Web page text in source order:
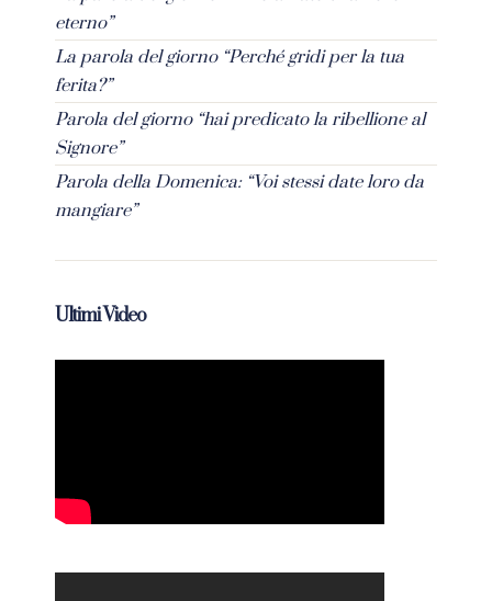
eterno”
La parola del giorno “Perché gridi per la tua
ferita?”
Parola del giorno “hai predicato la ribellione al
Signore”
Parola della Domenica: “Voi stessi date loro da
mangiare”
Ultimi Video